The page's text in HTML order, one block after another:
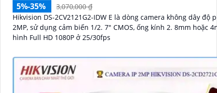
5%-35%
3,070,000 ₫
Hikvision DS-2CV2121G2-IDW E là dòng camera không dây độ
2MP, sử dụng cảm biến 1/2. 7" CMOS, ống kính 2. 8mm hoặc
hình Full HD 1080P ở 25/30fps